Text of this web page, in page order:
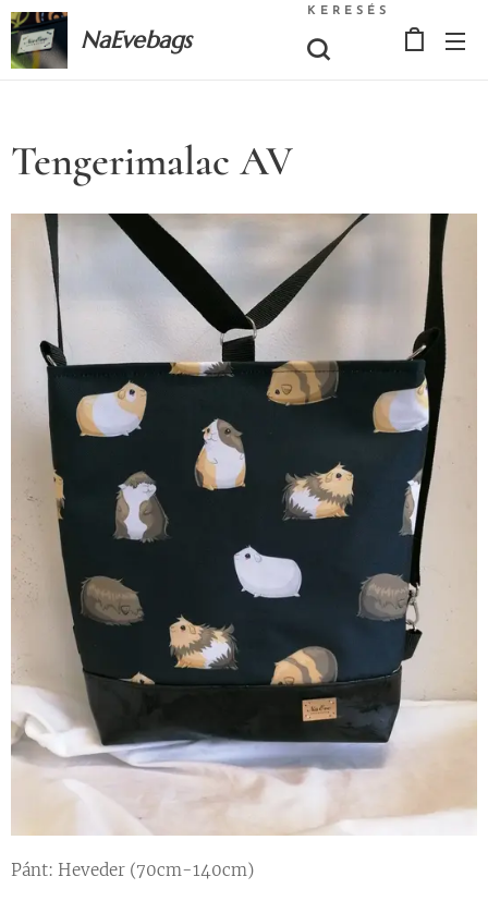
NaEvebags
KERESÉS
Tengerimalac AV
Pánt: Heveder (70cm-140cm)